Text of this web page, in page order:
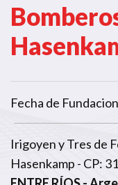
Fecha de
Irigoyen y Tres de
Hasenkamp - CP: